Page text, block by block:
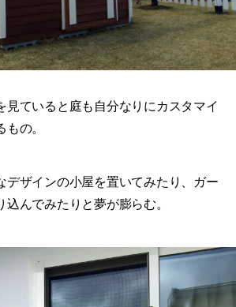
見ていると庭も自分なりにカスタマイ
の。
デザインの小屋を置いてみたり、ガー
込んでみたりと夢が膨らむ。